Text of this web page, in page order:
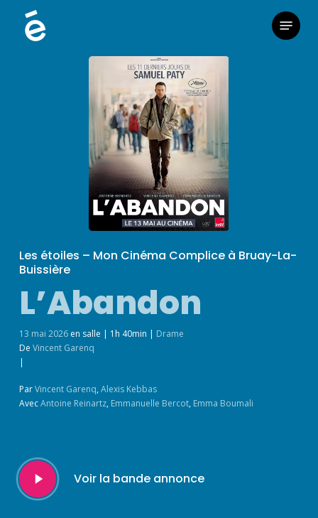
Menu
Les étoiles – Mon Cinéma Complice à Bruay-La-
Buissière
L’Abandon
13 mai 2026 en salle | 1h 40min | Drame
De Vincent Garenq
|
ParVincent Garenq,Alexis Kebbas
AvecAntoine Reinartz, Emmanuelle Bercot, Emma Boumali
Play
Video
Voir la bande annonce